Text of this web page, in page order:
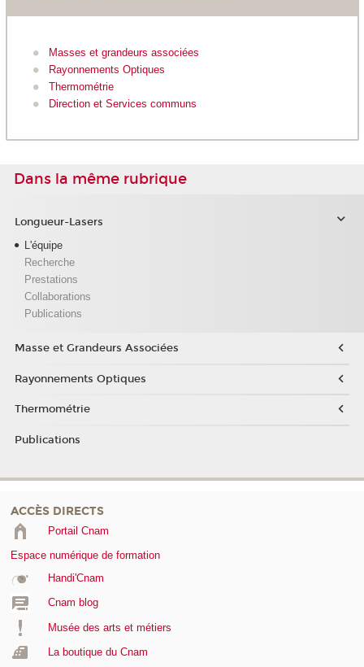
Masses et grandeurs associées
Rayonnements Optiques
Thermométrie
Direction et Services communs
Dans la même rubrique
Longueur-Lasers
L'équipe
Recherche
Prestations
Collaborations
Publications
Masse et Grandeurs Associées
Rayonnements Optiques
Thermométrie
Publications
ACCÈS DIRECTS
Portail Cnam
Espace numérique de formation
Handi'Cnam
Cnam blog
Musée des arts et métiers
La boutique du Cnam